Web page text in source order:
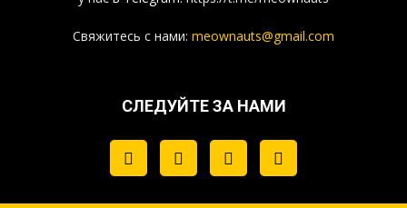
Свяжитесь с нами: meownauts@gmail.com
СЛЕДУЙТЕ ЗА НАМИ